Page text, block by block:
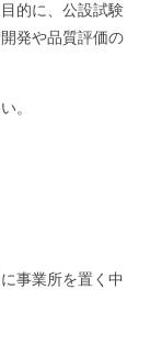
的に、公設試験
発や品質評価の
。
事業所を置く中